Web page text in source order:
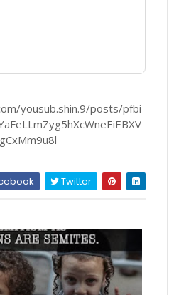
yousub.shin.9/posts/pfbi
Twitter